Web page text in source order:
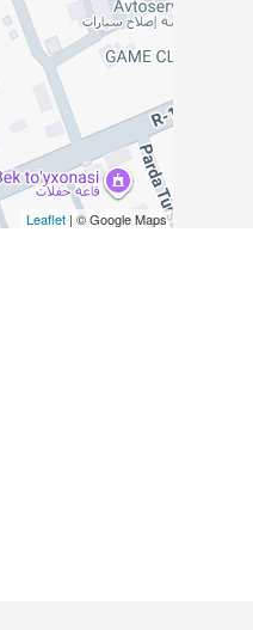
Leaflet| © Google Maps